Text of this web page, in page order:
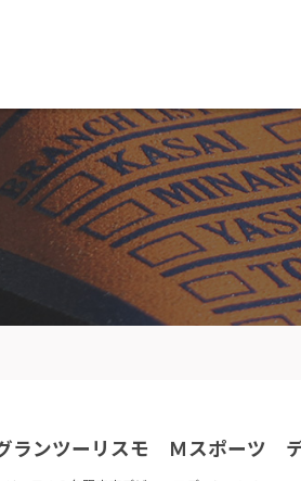
在庫リスト
Stock list
アクセスマップ
Access map
オーダーサービス
Order service
ンツーリスモ Ｍスポーツ